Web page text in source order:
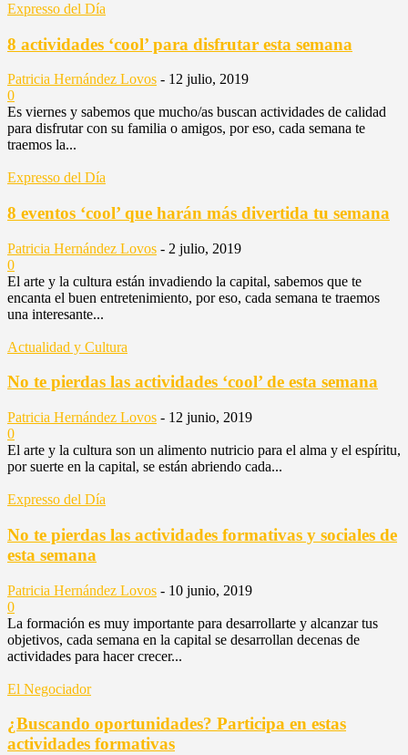
Expresso del Día
8 actividades ‘cool’ para disfrutar esta semana
Patricia Hernández Lovos - 12 julio, 2019
0
Es viernes y sabemos que mucho/as buscan actividades de calidad
para disfrutar con su familia o amigos, por eso, cada semana te
traemos la...
Expresso del Día
8 eventos ‘cool’ que harán más divertida tu semana
Patricia Hernández Lovos - 2 julio, 2019
0
El arte y la cultura están invadiendo la capital, sabemos que te
encanta el buen entretenimiento, por eso, cada semana te traemos
una interesante...
Actualidad y Cultura
No te pierdas las actividades ‘cool’ de esta semana
Patricia Hernández Lovos - 12 junio, 2019
0
El arte y la cultura son un alimento nutricio para el alma y el espíritu,
por suerte en la capital, se están abriendo cada...
Expresso del Día
No te pierdas las actividades formativas y sociales de
esta semana
Patricia Hernández Lovos - 10 junio, 2019
0
La formación es muy importante para desarrollarte y alcanzar tus
objetivos, cada semana en la capital se desarrollan decenas de
actividades para hacer crecer...
El Negociador
¿Buscando oportunidades? Participa en estas
actividades formativas